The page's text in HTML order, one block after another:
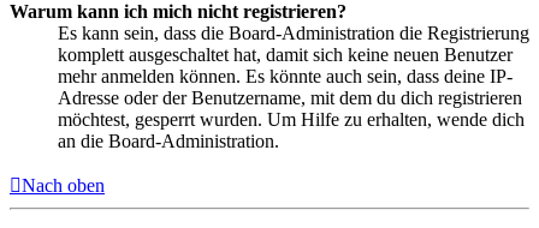
Warum kann ich mich nicht registrieren?
Es kann sein, dass die Board-Administration die Registrierung
komplett ausgeschaltet hat, damit sich keine neuen Benutzer
mehr anmelden können. Es könnte auch sein, dass deine IP-
Adresse oder der Benutzername, mit dem du dich registrieren
möchtest, gesperrt wurden. Um Hilfe zu erhalten, wende dich
an die Board-Administration.
Nach oben